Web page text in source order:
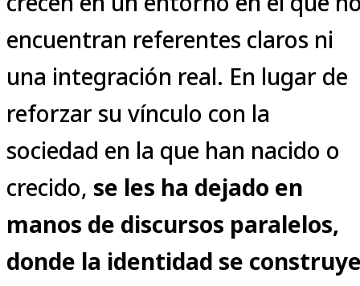
encuentran referentes claros ni
una integración real. En lugar de
reforzar su vínculo con la
sociedad en la que han nacido o
crecido, se les ha dejado en
manos de discursos paralelos,
donde la identidad se